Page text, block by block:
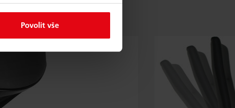
Povolit vše